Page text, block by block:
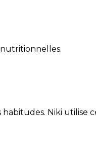
Niki utilise